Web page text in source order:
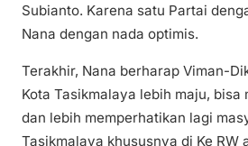
Subianto. Karena satu Partai
Nana dengan nada optimis.
Terakhir, Nana berharap Viman-
Kota Tasikmalaya lebih maju, bisa
dan lebih memperhatikan lagi
Tasikmalaya khususnya di Ke RW